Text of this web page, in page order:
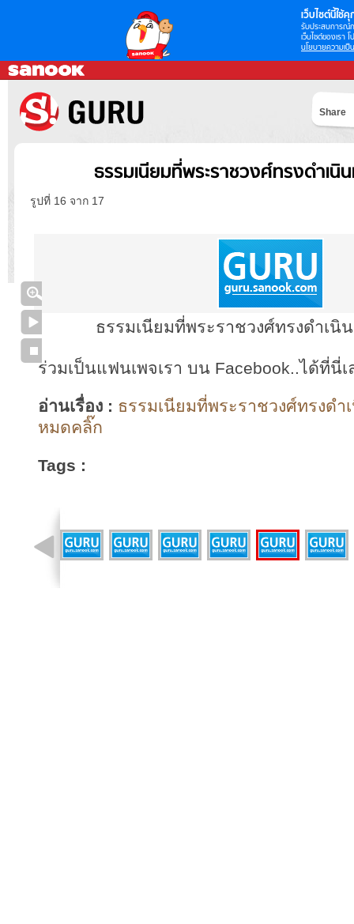
เว็บไซต์นี้ใช้คุ
รับประสบการณ์
เว็บไซต์ของเรา
นโยบายความเป็
Share
ธรรมเนียมที่พระราชวงศ์ทรงดำเนิ
รูปที่ 16 จาก 17
ธรรมเนียมที่พระราชวงศ์ทรงดำเนิ
ร่วมเป็นแฟนเพจเรา บน Facebook..ได้ที่นี่เ
อ่านเรื่อง : ธรรมเนียมที่พระราชวงศ์ทรงดำ
หมดคลิ๊ก
Tags :